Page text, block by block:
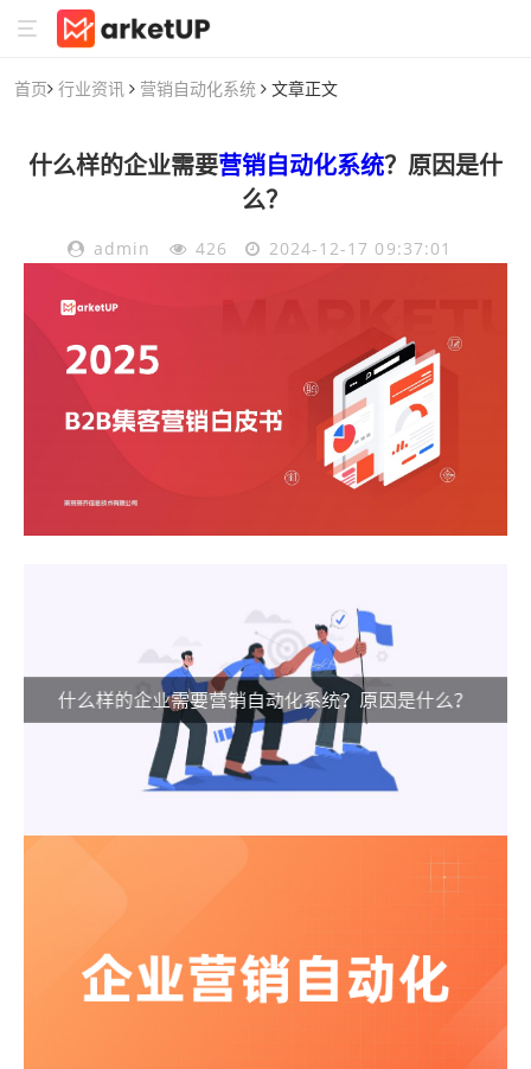
首页 行业资讯 营销自动化系统 文章正文
什么样的企业需要营销自动化系统？原因是什
么？
admin 426 2024-12-17 09:37:01